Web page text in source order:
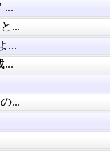
...
...
...
...
...